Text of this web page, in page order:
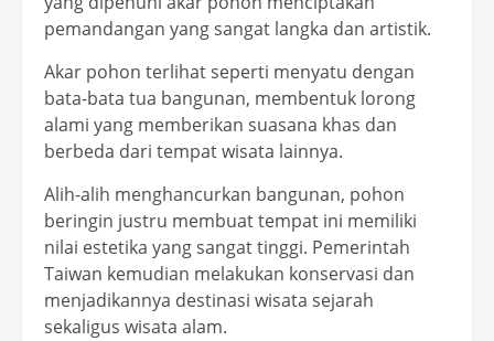
pemandangan yang sangat langka dan artistik.
Akar pohon terlihat seperti menyatu dengan
bata-bata tua bangunan, membentuk lorong
alami yang memberikan suasana khas dan
berbeda dari tempat wisata lainnya.
Alih-alih menghancurkan bangunan, pohon
beringin justru membuat tempat ini memiliki
nilai estetika yang sangat tinggi. Pemerintah
Taiwan kemudian melakukan konservasi dan
menjadikannya destinasi wisata sejarah
sekaligus wisata alam.